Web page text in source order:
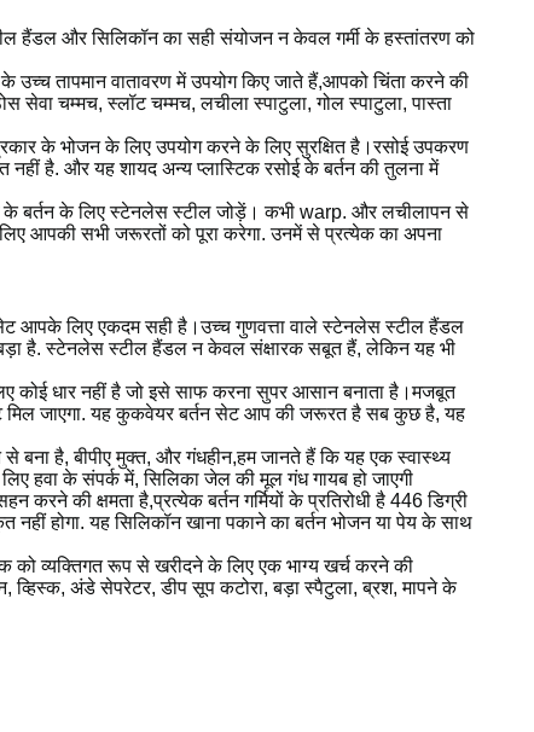
हैंडल और सिलिकॉन का सही संयोजन न केवल गर्मी के हस्तांतरण को
उच्च तापमान वातावरण में उपयोग किए जाते हैं,आपको चिंता करने की
चम्मच, स्लॉट चम्मच, लचीला स्पाटुला, गोल स्पाटुला, पास्ता
के भोजन के लिए उपयोग करने के लिए सुरक्षित है।रसोई उपकरण
है. और यह शायद अन्य प्लास्टिक रसोई के बर्तन की तुलना में
के बर्तन के लिए स्टेनलेस स्टील जोड़ें। कभी warp. और लचीलापन से
आपकी सभी जरूरतों को पूरा करेगा. उनमें से प्रत्येक का अपना
आपके लिए एकदम सही है।उच्च गुणवत्ता वाले स्टेनलेस स्टील हैंडल
है. स्टेनलेस स्टील हैंडल न केवल संक्षारक सबूत हैं, लेकिन यह भी
कोई धार नहीं है जो इसे साफ करना सुपर आसान बनाता है।मजबूत
मिल जाएगा. यह कुकवेयर बर्तन सेट आप की जरूरत है सब कुछ है, यह
से बना है, बीपीए मुक्त, और गंधहीन,हम जानते हैं कि यह एक स्वास्थ्य
हवा के संपर्क में, सिलिका जेल की मूल गंध गायब हो जाएगी
करने की क्षमता है,प्रत्येक बर्तन गर्मियों के प्रतिरोधी है 446 डिग्री
नहीं होगा. यह सिलिकॉन खाना पकाने का बर्तन भोजन या पेय के साथ
को व्यक्तिगत रूप से खरीदने के लिए एक भाग्य खर्च करने की
व्हिस्क, अंडे सेपरेटर, डीप सूप कटोरा, बड़ा स्पैटुला, ब्रश, मापने के